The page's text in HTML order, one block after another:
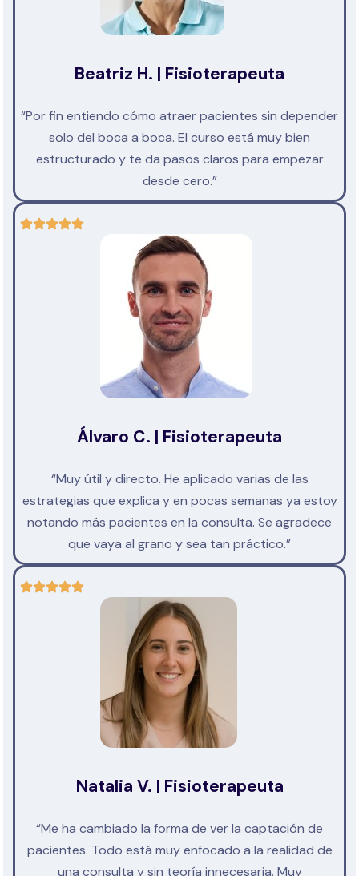
Beatriz H. | Fisioterapeuta
“Por fin entiendo cómo atraer pacientes sin depender
solo del boca a boca. El curso está muy bien
estructurado y te da pasos claros para empezar
desde cero.”
Álvaro C. | Fisioterapeuta
“Muy útil y directo. He aplicado varias de las
estrategias que explica y en pocas semanas ya estoy
notando más pacientes en la consulta. Se agradece
que vaya al grano y sea tan práctico.”
Natalia V. | Fisioterapeuta
“Me ha cambiado la forma de ver la captación de
pacientes. Todo está muy enfocado a la realidad de
una consulta y sin teoría innecesaria. Muy